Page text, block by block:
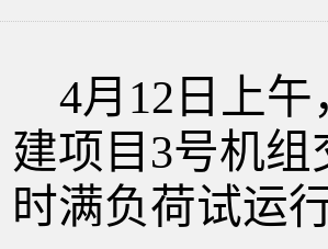
4月 12 日 上午
建项目 3号机组
时满负荷试运